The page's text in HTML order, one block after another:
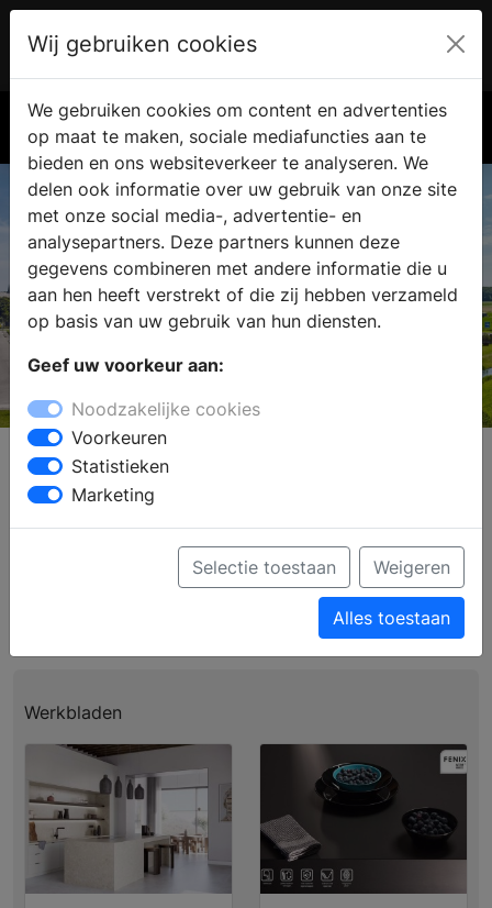
€ 0.00
Tieleman Keukens
Profiel
Verkooppunten Brochure aanvragen
Ga naar de website
Werkbladen
Wij gebruiken cookies
We gebruiken cookies om content en advertenties
op maat te maken, sociale mediafuncties aan te
bieden en ons websiteverkeer te analyseren. We
delen ook informatie over uw gebruik van onze site
met onze social media-, advertentie- en
analysepartners. Deze partners kunnen deze
gegevens combineren met andere informatie die u
aan hen heeft verstrekt of die zij hebben verzameld
op basis van uw gebruik van hun diensten.
Geef uw voorkeur aan:
Noodzakelijke cookies
Voorkeuren
Statistieken
Marketing
Selectie toestaan Weigeren
Alles toestaan